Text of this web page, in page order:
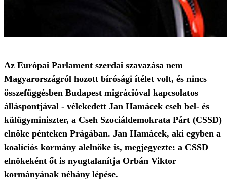
Az Európai Parlament szerdai szavazása nem
Magyarországról hozott bírósági ítélet volt, és nincs
összefüggésben Budapest migrációval kapcsolatos
álláspontjával - vélekedett Jan Hamácek cseh bel- és
külügyminiszter, a Cseh Szociáldemokrata Párt (CSSD)
elnöke pénteken Prágában. Jan Hamácek, aki egyben a
koalíciós kormány alelnöke is, megjegyezte: a CSSD
elnökeként őt is nyugtalanítja Orbán Viktor
kormányának néhány lépése.